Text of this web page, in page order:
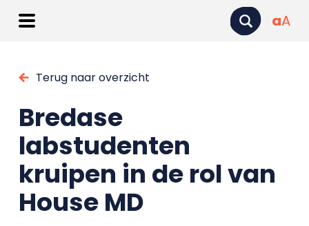
aA
Terug naar overzicht
Bredase
labstudenten
kruipen in de rol van
House MD